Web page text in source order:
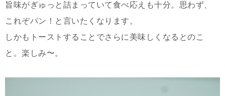
旨味がぎゅっと詰まっていて食べ応えも十分。思わず、
これぞパン！と言いたくなります。
しかもトーストすることでさらに美味しくなるとのこ
と。楽しみ〜。